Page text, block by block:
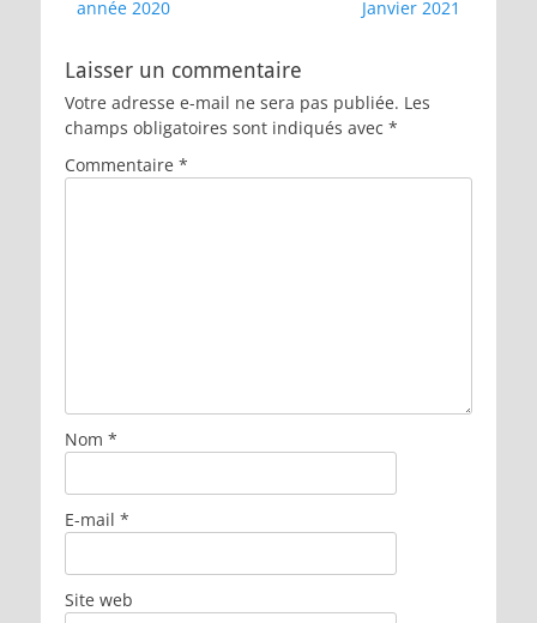
l’article
précédent :
année 2020 Janvier 2021
Laisser un commentaire
Votre adresse e-mail ne sera pas publiée. Les
champs obligatoires sont indiqués avec *
Commentaire *
Nom *
E-mail *
Site web